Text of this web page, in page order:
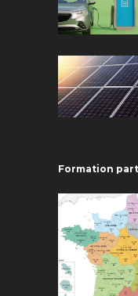
Formation